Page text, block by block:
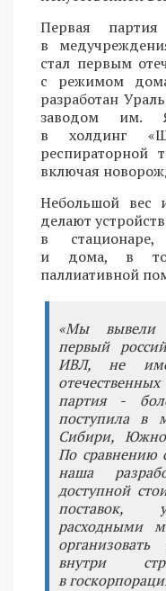
Первая
в
стал первым
с режимом
разработан
заводом им.
в холдинг
респираторной
включая
Небольшой вес
делают
в стационаре,
и дома, в
паллиативной
«Мы вывели
первый
ИВЛ, не
партия -
поступила в
Сибири,
По сравнению
наша
доступной
поставок,
расходными
внутри
в